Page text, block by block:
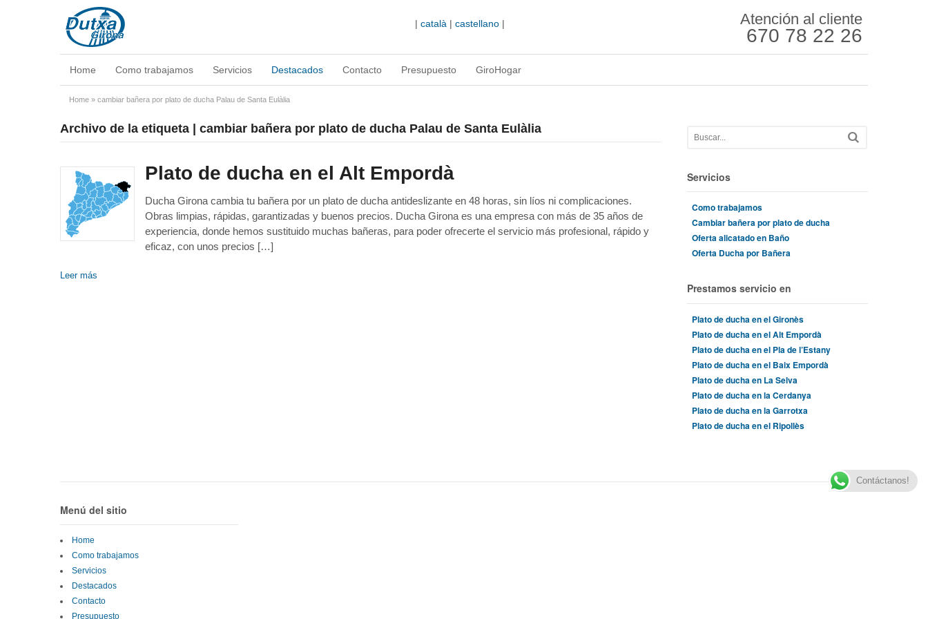
|català |castellano | Atención al cliente
670 78 22 26
Home Como trabajamos Servicios Destacados Contacto Presupuesto GiroHogar
Home » cambiar bañera por plato de ducha Palau de Santa Eulàlia
Archivo de la etiqueta | cambiar bañera por plato de ducha Palau de Santa Eulàlia
Plato de ducha en el Alt Empordà
Ducha Girona cambia tu bañera por un plato de ducha antideslizante en 48 horas, sin líos ni complicaciones.
Obras limpias, rápidas, garantizadas y buenos precios. Ducha Girona es una empresa con más de 35 años de
experiencia, donde hemos sustituido muchas bañeras, para poder ofrecerte el servicio más profesional, rápido y
eficaz, con unos precios […]
Leer más
Servicios
Como trabajamos
Cambiar bañera por plato de ducha
Oferta alicatado en Baño
Oferta Ducha por Bañera
Prestamos servicio en
Plato de ducha en el Gironès
Plato de ducha en el Alt Empordà
Plato de ducha en el Pla de l’Estany
Plato de ducha en el Baix Empordà
Plato de ducha en La Selva
Plato de ducha en la Cerdanya
Plato de ducha en la Garrotxa
Plato de ducha en el Ripollès
Menú del sitio
Home
Como trabajamos
Servicios
Destacados
Contacto
Presupuesto
Contáctanos!